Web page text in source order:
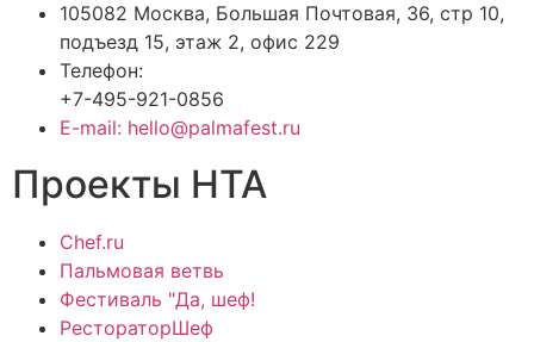
105082 Москва, Большая Почтовая, 36, стр 10,
подъезд 15, этаж 2, офис 229
Телефон:
+7-495-921-0856
E-mail: hello@palmafest.ru
Проекты НТА
Chef.ru
Пальмовая ветвь
Фестиваль "Да, шеф!
РестораторШеф